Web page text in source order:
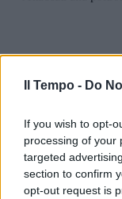
Il Tempo - Do
If you wish to opt-
processing of your
targeted
section to confirm
opt-out request is